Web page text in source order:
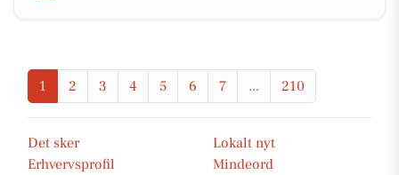
1 2 3 4 5 6 7 ... 210
Det sker
Lokalt nyt
Erhvervsprofil
Mindeord